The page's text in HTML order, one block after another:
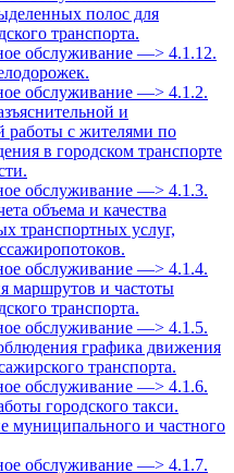
полос для
транспорта.
обслуживание —> 4.1.12.
обслуживание —> 4.1.2.
и
работы с жителями по
в городском транспорте
обслуживание —> 4.1.3.
объема и качества
транспортных услуг,
обслуживание —> 4.1.4.
маршрутов и частоты
транспорта.
обслуживание —> 4.1.5.
графика движения
транспорта.
обслуживание —> 4.1.6.
городского такси.
муниципального и частного
обслуживание —> 4.1.7.